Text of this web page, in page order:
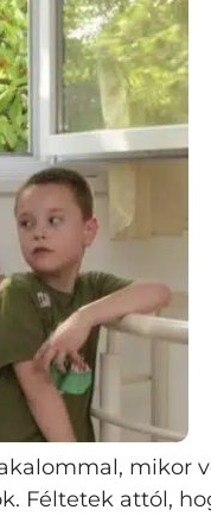
mikor
Féltetek attól,